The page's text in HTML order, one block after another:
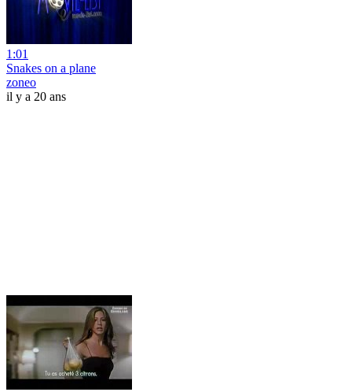
1:01
Snakes on a plane
zoneo
il y a 20 ans